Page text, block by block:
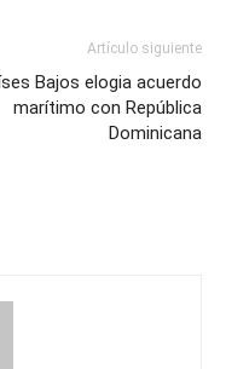
Artículo siguiente
Bajos elogia acuerdo
marítimo con República
Dominicana